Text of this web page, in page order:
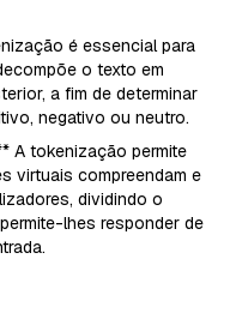
é essencial para
o texto em
a fim de determinar
negativo ou neutro.
A tokenização permite
virtuais compreendam e
dividindo o
lhes responder de